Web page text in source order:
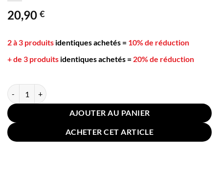
20,90 €
2 à 3 produits identiques achetés = 10% de réduction
+ de 3 produits identiques achetés = 20% de réduction
quantité de Coussin Imprimé 45x45cm Golden Retriever
AJOUTER AU PANIER
ACHETER CET ARTICLE